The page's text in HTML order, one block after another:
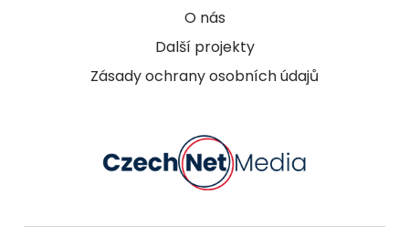
O nás
Další projekty
Zásady ochrany osobních údajů